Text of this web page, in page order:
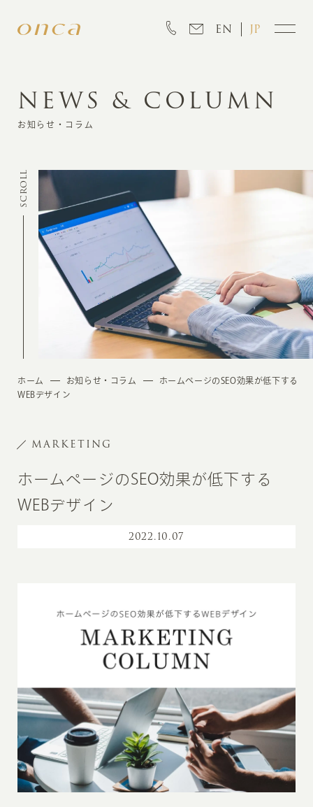
EN JP
INFORMATION
CREATION
MARKETING
NEWS & COLUMN
お知らせ・コラム
SCROLL
ホーム お知らせ・コラム
ホームページのSEO効果が低下する
WEBデザイン
MARKETING
ホームページのSEO効果が低下する
WEBデザイン
2022.10.07